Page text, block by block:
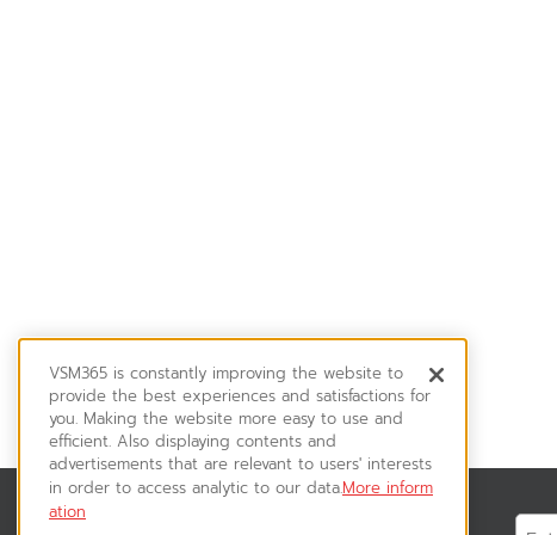
VSM365 is constantly improving the website to
provide the best experiences and satisfactions for
you. Making the website more easy to use and
efficient. Also displaying contents and
advertisements that are relevant to users' interests
in order to access analytic to our data.More inform
ation